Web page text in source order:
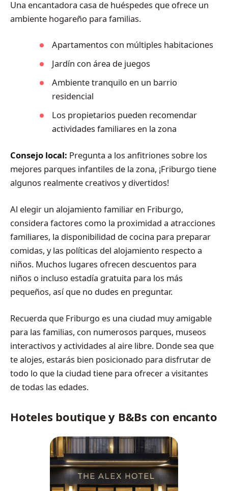
Una encantadora casa de huéspedes que ofrece un
ambiente hogareño para familias.
Apartamentos con múltiples habitaciones
Jardín con área de juegos
Ambiente tranquilo en un barrio
residencial
Los propietarios pueden recomendar
actividades familiares en la zona
Consejo local: Pregunta a los anfitriones sobre los
mejores parques infantiles de la zona, ¡Friburgo tiene
algunos realmente creativos y divertidos!
Al elegir un alojamiento familiar en Friburgo,
considera factores como la proximidad a atracciones
familiares, la disponibilidad de cocina para preparar
comidas, y las políticas del alojamiento respecto a
niños. Muchos lugares ofrecen descuentos para
niños o incluso estadía gratuita para los más
pequeños, así que no dudes en preguntar.
Recuerda que Friburgo es una ciudad muy amigable
para las familias, con numerosos parques, museos
interactivos y actividades al aire libre. Donde sea que
te alojes, estarás bien posicionado para disfrutar de
todo lo que la ciudad tiene para ofrecer a visitantes
de todas las edades.
Hoteles boutique y B&Bs con encanto